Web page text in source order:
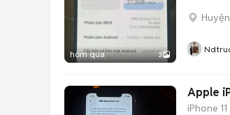
hôm qua 3
Apple
iPhone 11